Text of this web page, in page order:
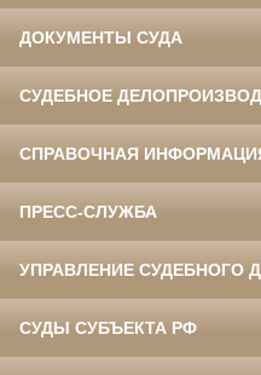
ДОКУМЕНТЫ СУДА
СУДЕБНОЕ
СПРАВОЧНАЯ
ПРЕСС-СЛУЖБА
УПРАВЛЕНИЕ СУДЕБНОГО
СУДЫ СУБЪЕКТА РФ